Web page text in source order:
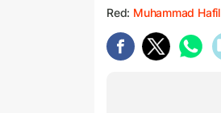
Red: Muhammad Hafil